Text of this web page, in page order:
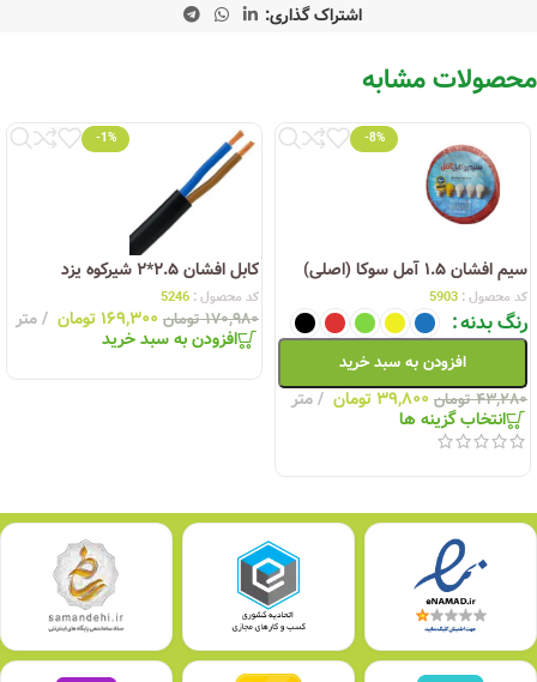
اشتراک گذاری:
محصولات مشابه
-8%
سیم افشان ۱.۵ آمل سوکا (اصلی)
کد محصول : 5903
رنگ بدنه
افزودن به سبد خرید
۴۳,۲۸۰ تومان ۳۹,۸۰۰ تومان متر
انتخاب گزینه ها
-1%
کابل افشان ۲.۵*۲ شیرکوه یزد
کد محصول : 5246
۱۷۰,۹۸۰ تومان ۱۶۹,۳۰۰ تومان متر
افزودن به سبد خرید